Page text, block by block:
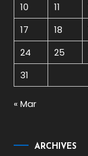
10
11
17
18
24
25
31
« Mar
ARCHIVES